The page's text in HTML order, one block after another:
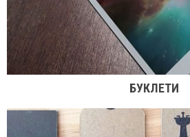
БУКЛЕТИ